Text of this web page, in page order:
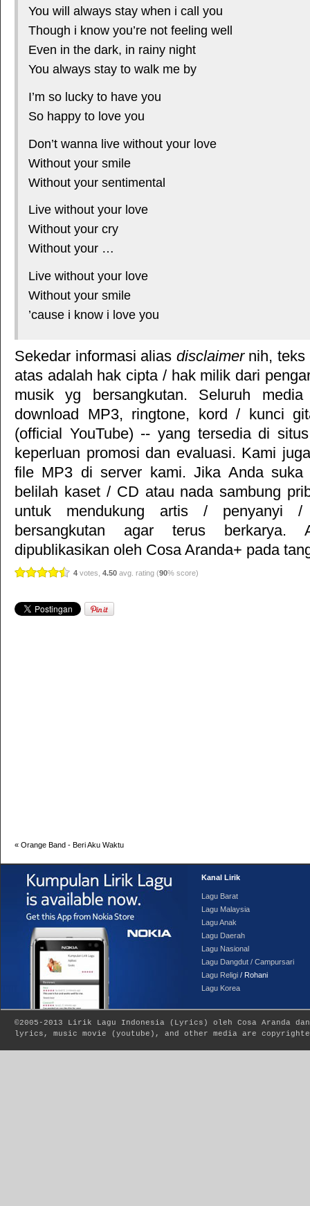
You will always stay when i call you
Though i know you’re not feeling well
Even in the dark, in rainy night
You always stay to walk me by
I’m so lucky to have you
So happy to love you
Don’t wanna live without your love
Without your smile
Without your sentimental
Live without your love
Without your cry
Without your …
Live without your love
Without your smile
’cause i know i love you
Sekedar informasi alias disclaimernih, teks
atas adalah hak cipta / hak milik dari
musik yg bersangkutan. Seluruh
download MP3, ringtone, kord / kunci
(official YouTube) -- yang tersedia di
keperluan promosi dan evaluasi. Kami
file MP3 di server kami. Jika Anda
belilah kaset / CD atau nada sambung
untuk mendukung artis / penyanyi
bersangkutan agar terus berkarya.
dipublikasikan oleh Cosa Aranda+ pada
4 votes, 4.50 avg. rating (90% score)
« Orange Band - Beri Aku Waktu
Kanal Lirik
Lagu Barat
Lagu Malaysia
Lagu Anak
Lagu Daerah
Lagu Nasional
Lagu Dangdut / Campursari
Lagu Religi / Rohani
Lagu Korea
©2005-2013 Lirik Lagu Indonesia ( Lyrics ) oleh Cosa Aranda
lyrics, music movie (youtube), and other media are